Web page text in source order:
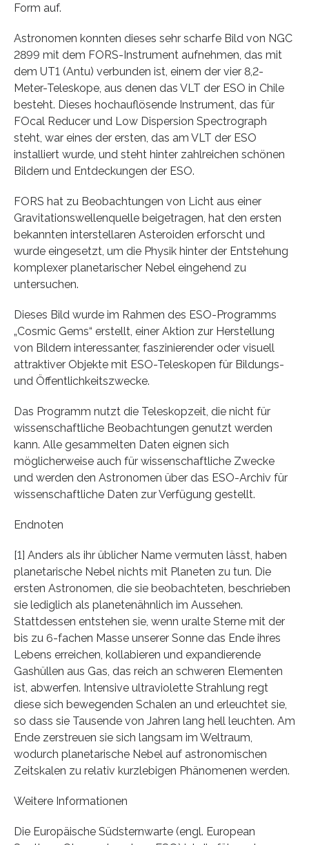
Form auf.
Astronomen konnten dieses sehr scharfe Bild von NGC
2899 mit dem FORS-Instrument aufnehmen, das mit
dem UT1 (Antu) verbunden ist, einem der vier 8,2-
Meter-Teleskope, aus denen das VLT der ESO in Chile
besteht. Dieses hochauflösende Instrument, das für
FOcal Reducer und Low Dispersion Spectrograph
steht, war eines der ersten, das am VLT der ESO
installiert wurde, und steht hinter zahlreichen schönen
Bildern und Entdeckungen der ESO.
FORS hat zu Beobachtungen von Licht aus einer
Gravitationswellenquelle beigetragen, hat den ersten
bekannten interstellaren Asteroiden erforscht und
wurde eingesetzt, um die Physik hinter der Entstehung
komplexer planetarischer Nebel eingehend zu
untersuchen.
Dieses Bild wurde im Rahmen des ESO-Programms
„Cosmic Gems“ erstellt, einer Aktion zur Herstellung
von Bildern interessanter, faszinierender oder visuell
attraktiver Objekte mit ESO-Teleskopen für Bildungs-
und Öffentlichkeitszwecke.
Das Programm nutzt die Teleskopzeit, die nicht für
wissenschaftliche Beobachtungen genutzt werden
kann. Alle gesammelten Daten eignen sich
möglicherweise auch für wissenschaftliche Zwecke
und werden den Astronomen über das ESO-Archiv für
wissenschaftliche Daten zur Verfügung gestellt.
Endnoten
[1] Anders als ihr üblicher Name vermuten lässt, haben
planetarische Nebel nichts mit Planeten zu tun. Die
ersten Astronomen, die sie beobachteten, beschrieben
sie lediglich als planetenähnlich im Aussehen.
Stattdessen entstehen sie, wenn uralte Sterne mit der
bis zu 6-fachen Masse unserer Sonne das Ende ihres
Lebens erreichen, kollabieren und expandierende
Gashüllen aus Gas, das reich an schweren Elementen
ist, abwerfen. Intensive ultraviolette Strahlung regt
diese sich bewegenden Schalen an und erleuchtet sie,
so dass sie Tausende von Jahren lang hell leuchten. Am
Ende zerstreuen sie sich langsam im Weltraum,
wodurch planetarische Nebel auf astronomischen
Zeitskalen zu relativ kurzlebigen Phänomenen werden.
Weitere Informationen
Die Europäische Südsternwarte (engl. European